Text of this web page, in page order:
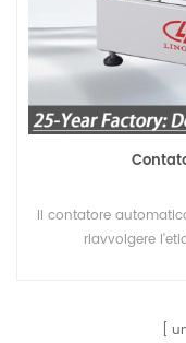
Il contatore
riavvolgere